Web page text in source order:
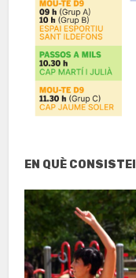
EN QUÈ